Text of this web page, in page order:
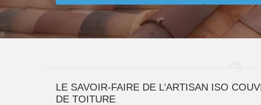
LE SAVOIR-FAIRE DE L’ARTISAN ISO
DE TOITURE